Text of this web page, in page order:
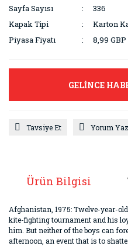
Sayfa Sayısı
336
Kapak Tipi
Karton
Piyasa Fiyatı
8,99 GBP
GELİNCE
Tavsiye Et Yorum Yaz
Ürün Bilgisi
Afghanistan, 1975: Twelve-year-
kite-fighting tournament and his
him. But neither of the boys can
afternoon, an event that is to